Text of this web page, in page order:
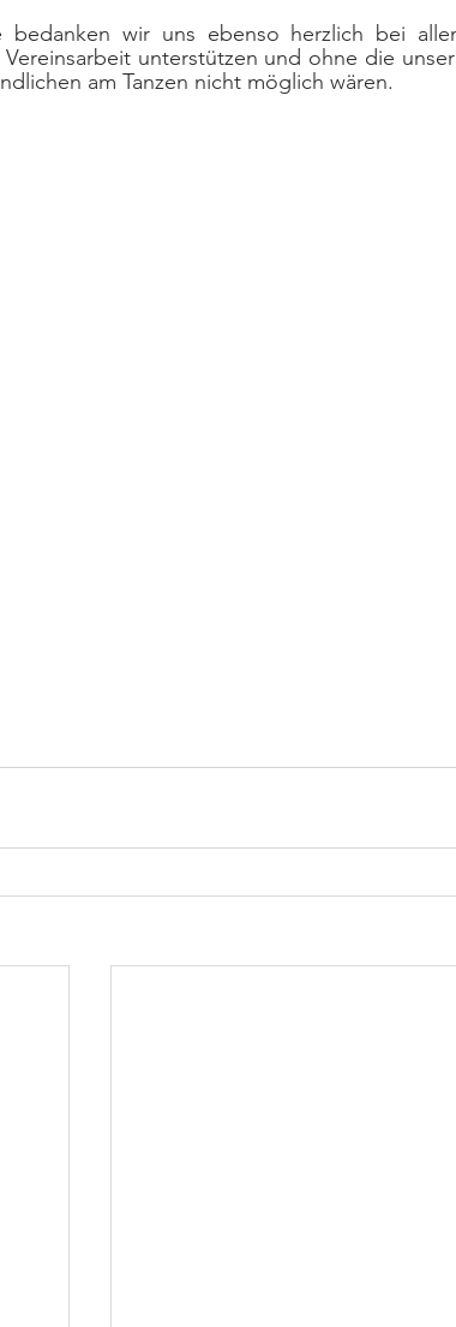
bedanken wir uns ebenso herzlich bei
Vereinsarbeit unterstützen und ohne die
am Tanzen nicht möglich wären.